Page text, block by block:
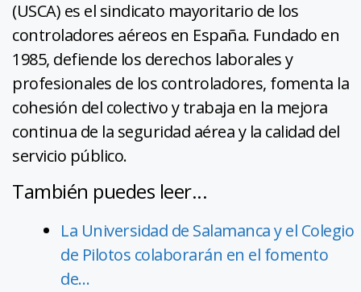
(USCA) es el sindicato mayoritario de los
controladores aéreos en España. Fundado en
1985, defiende los derechos laborales y
profesionales de los controladores, fomenta la
cohesión del colectivo y trabaja en la mejora
continua de la seguridad aérea y la calidad del
servicio público.
También puedes leer...
La Universidad de Salamanca y el Colegio
de Pilotos colaborarán en el fomento
de…